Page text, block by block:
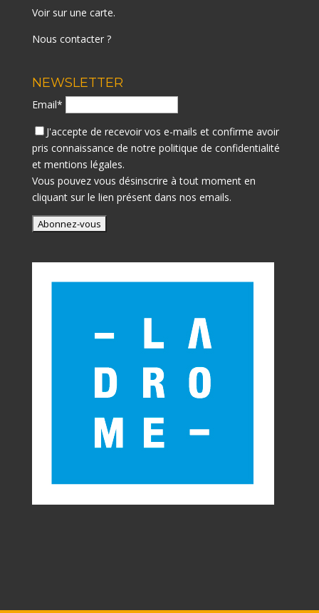
Voir sur une carte.
Nous contacter ?
NEWSLETTER
Email*
J'accepte de recevoir vos e-mails et confirme avoir
pris connaissance de notre politique de confidentialité
et mentions légales.
Vous pouvez vous désinscrire à tout moment en
cliquant sur le lien présent dans nos emails.